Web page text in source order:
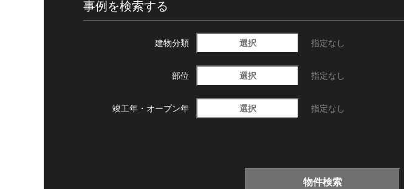
事例を検索する
建物分類 選択 指定なし
部位 選択 指定なし
竣工年・ オープン年 選択 指定なし
物件検索